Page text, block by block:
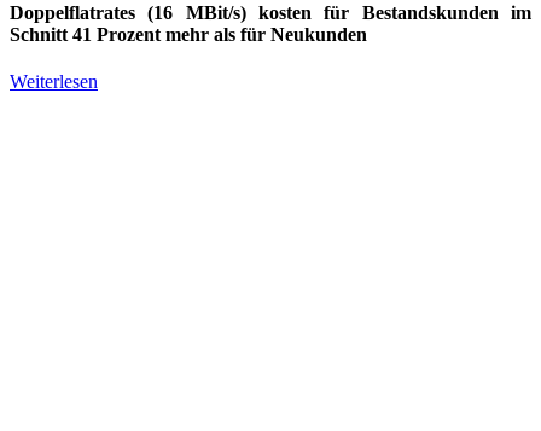
Doppelflatrates (16 MBit/s) kosten für Bestandskunden im
Schnitt 41 Prozent mehr als für Neukunden
Weiterlesen